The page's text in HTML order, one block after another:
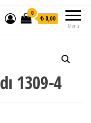
Menü
0
₺ 0,00
1309-4